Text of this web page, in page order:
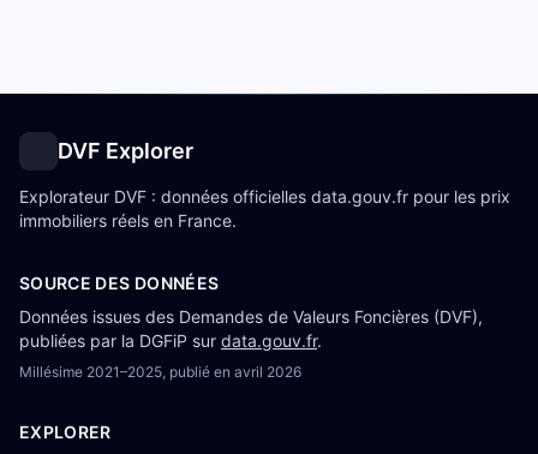
DVF Explorer
Explorateur DVF : données officielles data.gouv.fr pour les prix
immobiliers réels en France.
SOURCE DES DONNÉES
Données issues des Demandes de Valeurs Foncières (DVF),
publiées par la DGFiP sur data.gouv.fr.
Millésime 2021–2025, publié en avril 2026
EXPLORER